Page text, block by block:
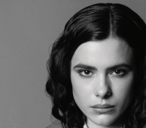
хитроумно
романа Евгения Водолазкина
«Авиатор»(самый
блокбастер года!) — в роли
соулмейта сквозь века
Платонова (Александр
реабилитиро­ванного — во
— доктором Гейгером
Хабенский!).